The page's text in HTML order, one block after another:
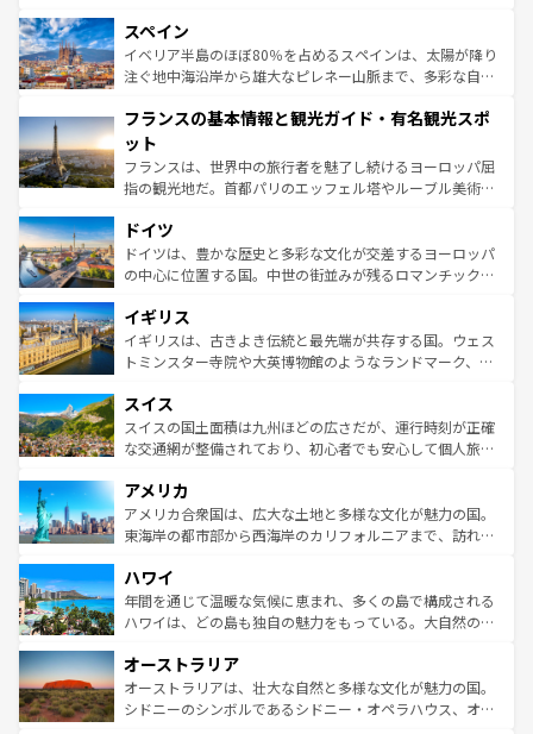
ろん、トスカーナの美しい田園風景やアマルフィ海岸の絶
景など、自然景観も見逃せない。観光の合間には、本場の
ピザやパスタなど、絶品のイタリア料理を堪能することも
ませてくれるイタリアで、忘れられない旅をしてみよう！
なお、新着のイタリア情報は
しい。
スペイン
イベリア半島のほぼ80％を占めるスペインは、太陽が降り
注ぐ地中海沿岸から雄大なピレネー山脈まで、多彩な自然
文化が根付くこの国では、情熱的なフラメンコ、熱気あふ
れる闘牛、そして美味しいタパスが生活の一部となってい
る。首都マドリードの洗練された雰囲気や、バルセロナの
アートに溢れた街角から、地方では古代ローマ遺跡や中世
せる。地方によって風土や気候が異なるスペインはその個
性で訪れる人を魅了する。 なお、新着のスペイン情報は コ
ンテンツ一覧を参照してほしい。
フランスの基本情報と観光ガイド・有名観光スポ
ット
フランスは、世界中の旅行者を魅了し続けるヨーロッパ屈
指の観光地だ。首都パリのエッフェル塔やルーブル美術館
で、幅広い魅力が詰まっている。華麗な宮殿、歴史的な大
聖堂、美しいビーチ、そして豊かな自然が、訪れる者を心
から魅了する。また、フランスは美食の国としても知ら
いる。シャンパンの発祥地であるランス、プロヴァンスの
香り高いラベンダー畑など、多彩な楽しみ方が可能だ。さ
らに、パリ以外の地域にも魅力が溢れており、どの街角に
れる地方に足を運ぶとそれぞれで全く異なる文化を体験で
きるだろう。 なお、新着のフランス情報はコンテンツ一覧
を参照してほしい。
ドイツ
ドイツは、豊かな歴史と多彩な文化が交差するヨーロッパ
の中心に位置する国。中世の街並みが残るロマンチック街
顔を持つこの国は、どこを歩いても飽きることがない。ベ
ルリンの文化的活気、バイエルン州のアルプスの絶景、そ
してライン川沿いのワイン畑といった風景は必見。ビール
は、お酒好きな人にはぜひ体験してほしい。 なお、新着の
ドイツ情報はコンテンツ一覧を参照してほしい。
イギリス
イギリスは、古きよき伝統と最先端が共存する国。ウェス
トミンスター寺院や大英博物館のようなランドマーク、歴
リアごとに異なる魅力がある。また、優雅なアフタヌーン
ティー、ビール好きにはたまらない英国パブ、サッカー観
戦など、本場だからこそできる体験も豊富。イギリスを旅
ンツ一覧を参照してほしい。
スイス
スイスの国土面積は九州ほどの広さだが、運行時刻が正確
な交通網が整備されており、初心者でも安心して個人旅行
の建物がそのまま残る町や、スイスならではのユニークな
博物館もあり、アルプス観光だけでなく町歩きも満喫する
ことができる。国民の所得が高いため物価も高いが、旅行
ば市内交通費無料で観光を楽しむこともできる。 なお、新
着のスイス情報はコンテンツ一覧 を参照してほしい。
アメリカ
アメリカ合衆国は、広大な土地と多様な文化が魅力の国。
東海岸の都市部から西海岸のカリフォルニアまで、訪れる
のような巨大都市は、観光、ショッピング、エンターテイ
ンメントが詰まった刺激的なスポットだ。一方、アメリカ
西部には大自然が広がり、グランドキャニオンやイエロー
部のニューオーリンズでは、音楽と美食が融合した独特の
文化が魅力。旅行者はアメリカの各地域で異なる魅力を楽
しみながら、その多様性と豊かな歴史を感じることができ
ハワイ
年間を通じて温暖な気候に恵まれ、多くの島で構成される
ハワイは、どの島も独自の魅力をもっている。大自然の神
ワイ島は見逃せない。また、定番の観光地といえばオアフ
島だが、静かな自然を求めるならマウイ島やカウアイ島が
おすすめ。エメラルドグリーンに輝く海をはじめ、豊かな
オーストラリア
オーストラリアは、壮大な自然と多様な文化が魅力の国。
シドニーのシンボルであるシドニー・オペラハウス、オー